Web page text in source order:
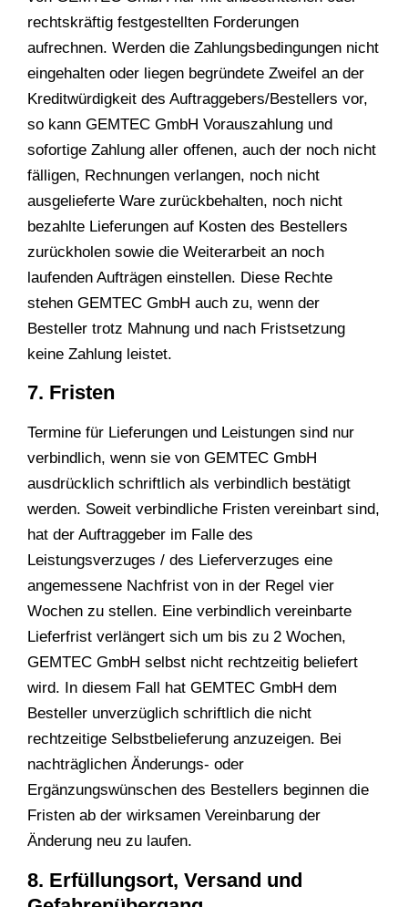
rechtskräftig festgestellten Forderungen
aufrechnen. Werden die Zahlungsbedingungen nicht
eingehalten oder liegen begründete Zweifel an der
Kreditwürdigkeit des Auftraggebers/Bestellers vor,
so kann GEMTEC GmbH Vorauszahlung und
sofortige Zahlung aller offenen, auch der noch nicht
fälligen, Rechnungen verlangen, noch nicht
ausgelieferte Ware zurückbehalten, noch nicht
bezahlte Lieferungen auf Kosten des Bestellers
zurückholen sowie die Weiterarbeit an noch
laufenden Aufträgen einstellen. Diese Rechte
stehen GEMTEC GmbH auch zu, wenn der
Besteller trotz Mahnung und nach Fristsetzung
keine Zahlung leistet.
7. Fristen
Termine für Lieferungen und Leistungen sind nur
verbindlich, wenn sie von GEMTEC GmbH
ausdrücklich schriftlich als verbindlich bestätigt
werden. Soweit verbindliche Fristen vereinbart sind,
hat der Auftraggeber im Falle des
Leistungsverzuges / des Lieferverzuges eine
angemessene Nachfrist von in der Regel vier
Wochen zu stellen. Eine verbindlich vereinbarte
Lieferfrist verlängert sich um bis zu 2 Wochen,
GEMTEC GmbH selbst nicht rechtzeitig beliefert
wird. In diesem Fall hat GEMTEC GmbH dem
Besteller unverzüglich schriftlich die nicht
rechtzeitige Selbstbelieferung anzuzeigen. Bei
nachträglichen Änderungs- oder
Ergänzungswünschen des Bestellers beginnen die
Fristen ab der wirksamen Vereinbarung der
Änderung neu zu laufen.
8. Erfüllungsort, Versand und